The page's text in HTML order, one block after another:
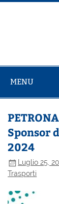
Salta
MENU
Sponsor
2024
Luglio 25,
Trasporti